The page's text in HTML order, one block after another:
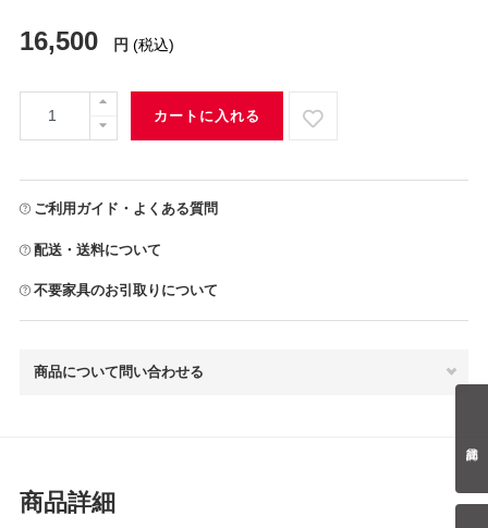
16,500 円 (税込)
カートに入れる
ご利用ガイド・よくある質問
配送・送料について
不要家具のお引取りについて
商品について問い合わせる
商品詳細